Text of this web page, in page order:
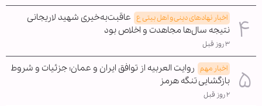
اخبار نهادهای دینی و اهل بیتی ع عاقبت‌به‌خیری شهید لاریجانی
نتیجه سال‌ها مجاهدت و اخلاص بود
۳ روز قبل
اخبار مهم روایت العربیه از توافق ایران و عمان؛ جزئیات و شروط
بازگشایی تنگه هرمز
۲ روز قبل